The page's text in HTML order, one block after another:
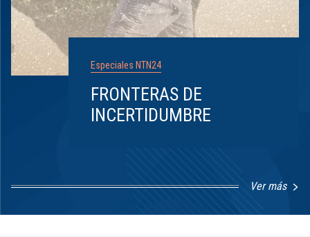
Especiales NTN24
FRONTERAS DE
INCERTIDUMBRE
Ver más
1